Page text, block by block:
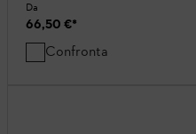
Da
66,50 €*
Confronta